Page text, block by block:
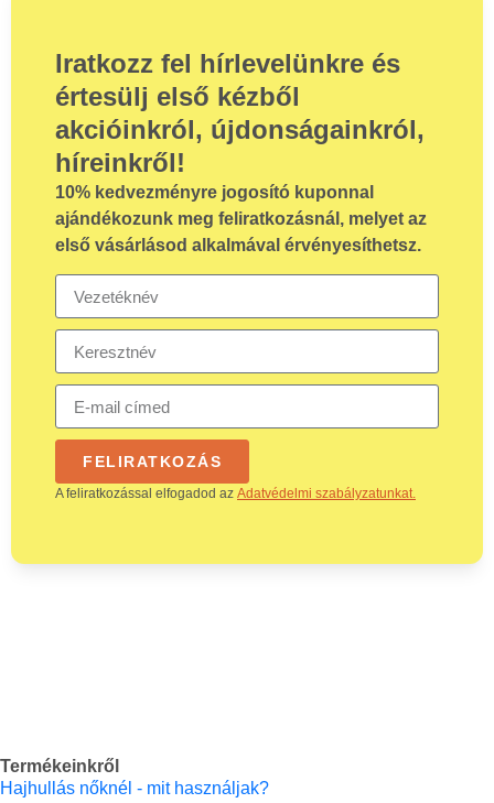
Iratkozz fel hírlevelünkre és
értesülj első kézből
akcióinkról, újdonságainkról,
híreinkről!
10% kedvezményre jogosító kuponnal
ajándékozunk meg feliratkozásnál, melyet az
első vásárlásod alkalmával érvényesíthetsz.
FELIRATKOZÁS
A feliratkozással elfogadod az Adatvédelmi szabályzatunkat.
Termékeinkről
Hajhullás nőknél - mit használjak?